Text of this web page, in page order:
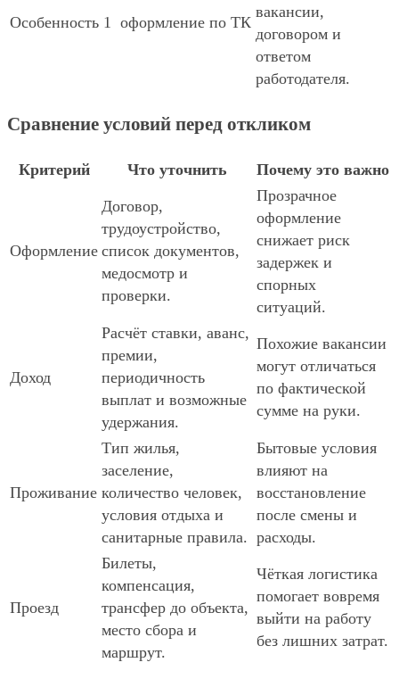
Особенность 1 оформление по ТК
вакансии,
договором и
ответом
работодателя.
Сравнение условий перед откликом
Критерий Что уточнить Почему это важно
Оформление
Договор,
трудоустройство,
список документов,
медосмотр и
проверки.
Прозрачное
оформление
снижает риск
задержек и
спорных
ситуаций.
Доход
Расчёт ставки, аванс,
премии,
периодичность
выплат и возможные
удержания.
Похожие вакансии
могут отличаться
по фактической
сумме на руки.
Проживание
Тип жилья,
заселение,
количество человек,
условия отдыха и
санитарные правила.
Бытовые условия
влияют на
восстановление
после смены и
расходы.
Проезд
Билеты,
компенсация,
трансфер до объекта,
место сбора и
маршрут.
Чёткая логистика
помогает вовремя
выйти на работу
без лишних затрат.